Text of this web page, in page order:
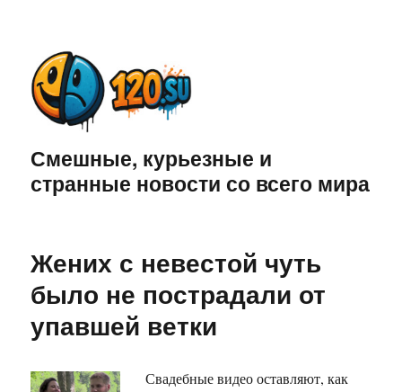
Смешные, курьезные и
странные новости со всего мира
Жених с невестой чуть
было не пострадали от
упавшей ветки
Свадебные видео оставляют, как